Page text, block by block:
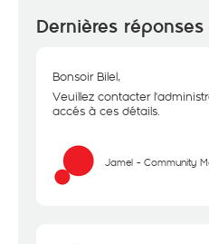
Dernières
Bonsoir Bilel,
Veuillez contacter
accés à ces détails.
Jamel - Community